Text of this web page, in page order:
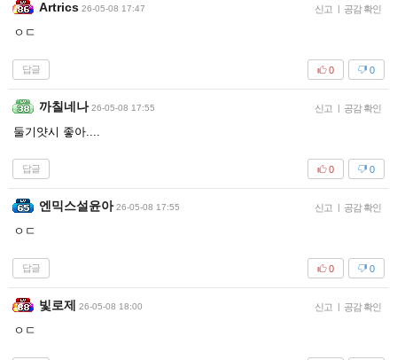
Artrics 26-05-08 17:47 신고 | 공감 확인
ㅇㄷ
답글 0
0
까칠네나 26-05-08 17:55 신고 | 공감 확인
둘기얏시 좋아....
답글 0
0
엔믹스설윤아 26-05-08 17:55 신고 | 공감 확인
ㅇㄷ
답글 0
0
빛로제 26-05-08 18:00 신고 | 공감 확인
ㅇㄷ